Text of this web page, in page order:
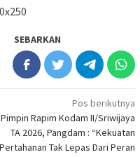
SEBARKAN
Pos berikutnya
Pimpin Rapim Kodam II/Sriwijaya
TA 2026, Pangdam : “Kekuatan
Pertahanan Tak Lepas Dari Peran